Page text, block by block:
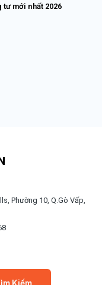
tư mới nhất 2026
Phường 10, Q.Gò Vấp,